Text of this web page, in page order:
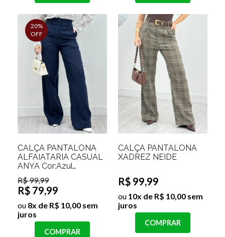
20%
OFF
CALÇA PANTALONA
ALFAIATARIA CASUAL
ANYA Cor:Azul
Marinho;Tamanho:GG
R$ 99,99
R$ 79,99
ou 8x de R$ 10,00 sem
juros
COMPRAR
CALÇA PANTALONA
XADREZ NEIDE
R$ 99,99
ou 10x de R$ 10,00 sem
juros
COMPRAR